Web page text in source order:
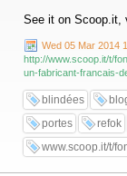
See it on Scoop.it,
Wed 05 Mar 2014
http://www.scoop.it/t/
un-fabricant-francais-
blindées
portes
refok
www.scoop.it/t/